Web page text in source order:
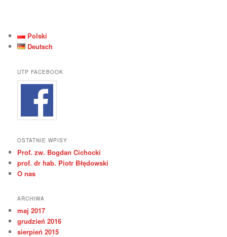
Polski
Deutsch
UTP FACEBOOK
OSTATNIE WPISY
Prof. zw. Bogdan Cichocki
prof. dr hab. Piotr Błędowski
O nas
ARCHIWA
maj 2017
grudzień 2016
sierpień 2015